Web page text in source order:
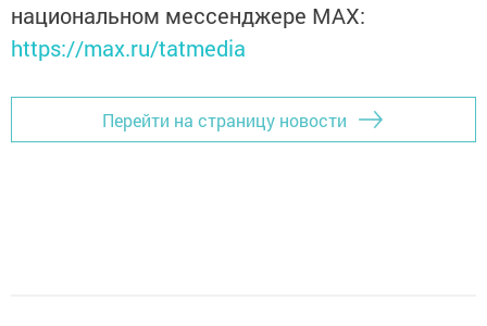
национальном мессенджере MАХ:
https://max.ru/tatmedia
Перейти на страницу новости